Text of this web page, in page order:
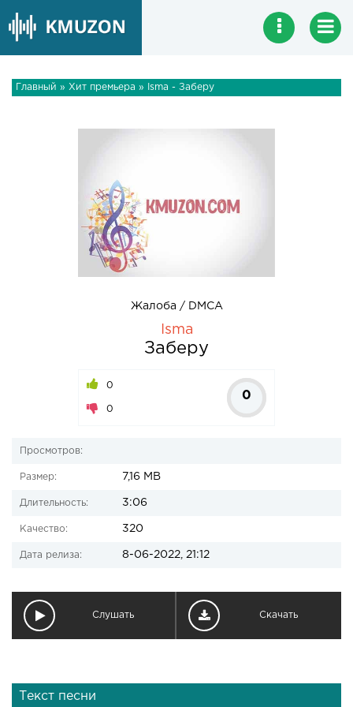
Главный » Хит премьера » Isma - Заберу
Жалоба / DMCA
Isma
Заберу
0
0
0
Просмотров:
Размер: 7,16 MB
Длительность: 3:06
Качество: 320
Дата релиза: 8-06-2022, 21:12
Слушать Скачать
Текст песни